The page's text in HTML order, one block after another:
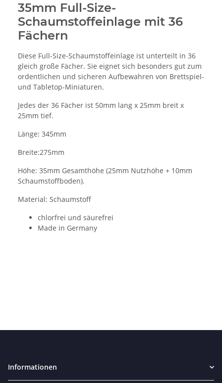
35mm Full-Size-
Schaumstoffeinlage mit 36
Fächern
Diese Full-Size-Schaumstoffeinlage ist unterteilt in 36
gleich große Fächer. Sie eignet sich besonders gut zum
ordentlichen und sicheren Aufbewahren von Brettspiel-
und Tabletop-Miniaturen.
Jedes der 36 Fächer ist 50mm lang x 25mm breit x
25mm tief.
Länge: 345mm
Breite:275mm
Höhe: 35mm Gesamthöhe (25mm Nutzhöhe + 10mm
Schaumstoffboden).
Material: Schaumstoff
chlorfrei und säurefrei
Made in Germany
Informationen